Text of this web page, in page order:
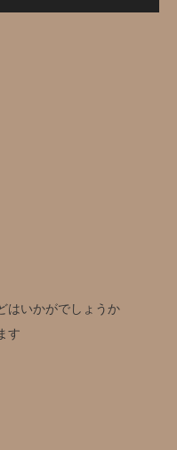
はいかがでしょうか️
す